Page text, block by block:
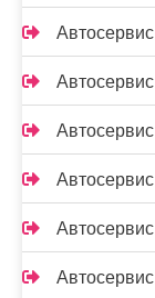
Автосервис
Автосервис
Автосервис
Автосервис
Автосервис
Автосервис